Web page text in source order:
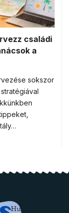
családi
a
sokszor